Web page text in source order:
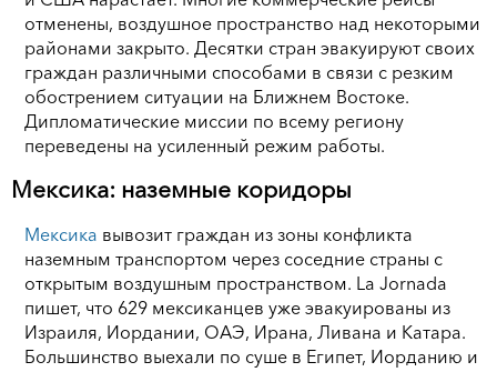
отменены, воздушное пространство над некоторыми
районами закрыто. Десятки стран эвакуируют своих
граждан различными способами в связи с резким
обострением ситуации на Ближнем Востоке.
Дипломатические миссии по всему региону
переведены на усиленный режим работы.
Мексика: наземные коридоры
Мексика вывозит граждан из зоны конфликта
наземным транспортом через соседние страны с
открытым воздушным пространством. La Jornada
пишет, что 629 мексиканцев уже эвакуированы из
Израиля, Иордании, ОАЭ, Ирана, Ливана и Катара.
Большинство выехали по суше в Египет, Иорданию и